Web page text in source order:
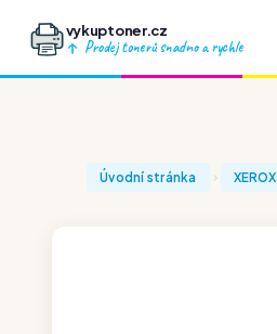
vykuptoner.cz
Prodej tonerů snadno a rychle
Úvodní stránka XEROX